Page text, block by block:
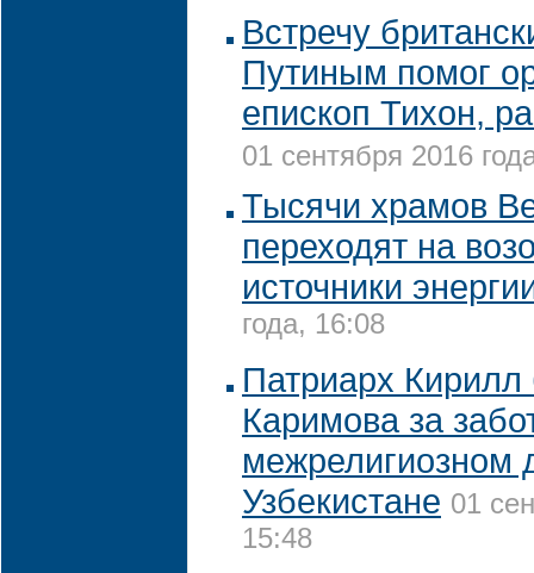
Встречу
Путиным помог
епископ Тихон,
01 сентября 2016
Тысячи храмов
переходят на
источники
года, 16:08
Патриарх Кирилл
Каримова за
межрелигиозном
Узбекистане 01
15:48